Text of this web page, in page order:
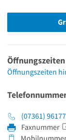
Öffnungszeiten
Öffnungszeiten
(07361)
Faxnummer